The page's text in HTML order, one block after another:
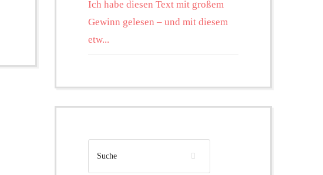
Ich habe diesen Text mit großem
Gewinn gelesen – und mit diesem
etw...